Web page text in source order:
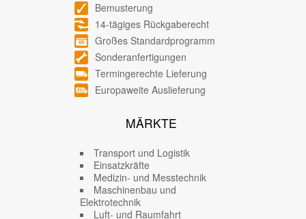
Bemusterung
14-tägiges Rückgaberecht
Großes Standardprogramm
Sonderanfertigungen
Termingerechte Lieferung
Europaweite Auslieferung
MÄRKTE
Transport und Logistik
Einsatzkräfte
Medizin- und Messtechnik
Maschinenbau und
Elektrotechnik
Luft- und Raumfahrt